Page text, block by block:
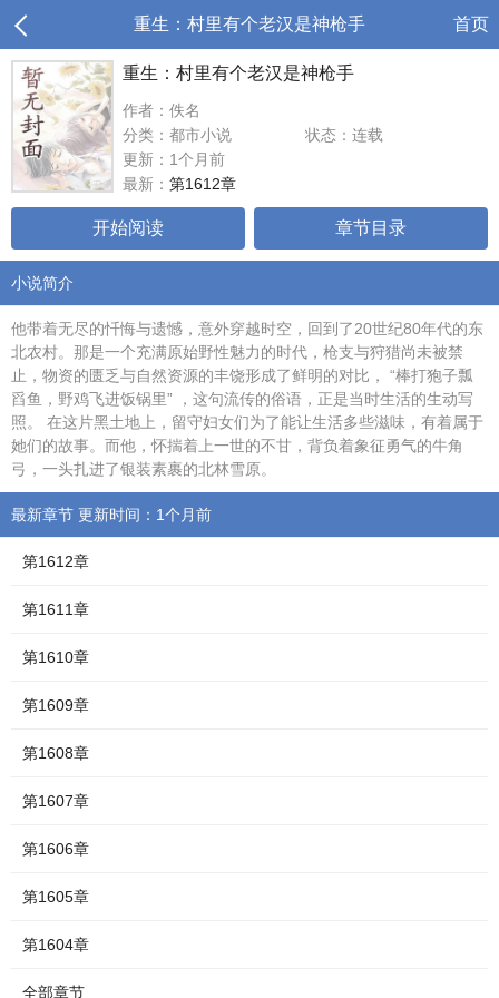
重生：村里有个老汉是神枪手 首页
重生：村里有个老汉是神枪手
作者：佚名
分类：都市小说
状态：连载
更新：1个月前
最新： 第1612章
开始阅读 章节目录
小说简介
他带着无尽的忏悔与遗憾，意外穿越时空，回到了20世纪80年代的东
北农村。那是一个充满原始野性魅力的时代，枪支与狩猎尚未被禁
止，物资的匮乏与自然资源的丰饶形成了鲜明的对比， “棒打狍子瓢
舀鱼，野鸡飞进饭锅里” ，这句流传的俗语，正是当时生活的生动写
照。 在这片黑土地上，留守妇女们为了能让生活多些滋味，有着属于
她们的故事。而他，怀揣着上一世的不甘，背负着象征勇气的牛角
弓，一头扎进了银装素裹的北林雪原。
最新章节 更新时间：1个月前
第1612章
第1611章
第1610章
第1609章
第1608章
第1607章
第1606章
第1605章
第1604章
全部章节